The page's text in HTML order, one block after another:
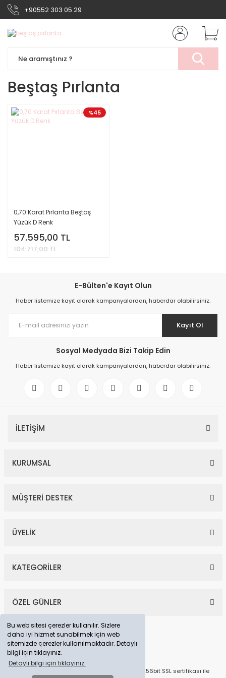
Bu web sitesi çerezler kullanılır. Sizlere
daha iyi hizmet sunabilmek için web
sitemizde çerezler kullanılmaktadır. Detaylı
bilgi için tıklayınız.
Detaylı bilgi için tıklayınız.
+90552 303 05 29
Beştaş Pırlanta
%45
0,70 Karat Pırlanta Beştaş
Yüzük D Renk
57.595,00 TL
104.717,00 TL
E-Bülten'e Kayıt Olun
Haber listemize kayıt olarak kampanyalardan, haberdar olabilirsiniz.
Kayıt Ol
Sosyal Medyada Bizi Takip Edin
Haber listemize kayıt olarak kampanyalardan, haberdar olabilirsiniz.
İLETİŞİM
KURUMSAL
MÜŞTERİ DESTEK
ÜYELİK
KATEGORİLER
ÖZEL GÜNLER
© Tüm Hakları Saklıdır. Kredi kartı bilgileriniz 256bit SSL sertifikası ile